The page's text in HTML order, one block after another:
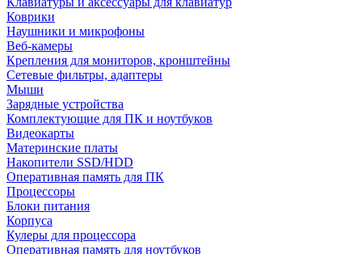
Коврики
Наушники и микрофоны
Веб-камеры
Крепления для мониторов, кронштейны
Сетевые фильтры, адаптеры
Мыши
Зарядные устройства
Комплектующие для ПК и ноутбуков
Видеокарты
Материнские платы
Накопители SSD/HDD
Оперативная память для ПК
Процессоры
Блоки питания
Корпуса
Кулеры для процессора
Оперативная память для ноутбуков